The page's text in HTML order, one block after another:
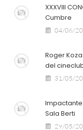
XXXVIII
Cumbre
04/06/
Roger
del
31/05/
Sala Berti
29/05/